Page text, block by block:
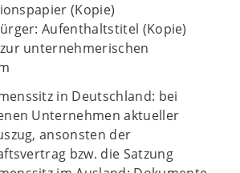
(Kopie)
Aufenthaltstitel (Kopie)
unternehmerischen
in Deutschland: bei
Unternehmen aktueller
ansonsten der
bzw. die Satzung